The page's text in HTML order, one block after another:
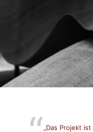
„Das Projekt